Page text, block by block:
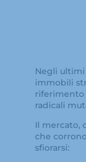
Negli
immobili
riferimento
radicali
Il mercato,
che
sfiorarsi: